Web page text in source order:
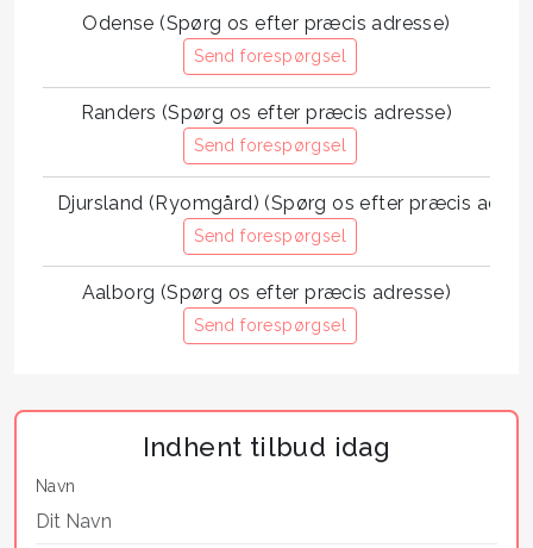
Odense (Spørg os efter præcis adresse)
Send forespørgsel
Randers (Spørg os efter præcis adresse)
Send forespørgsel
Djursland (Ryomgård) (Spørg os efter præcis
Send forespørgsel
Aalborg (Spørg os efter præcis adresse)
Send forespørgsel
Indhent tilbud idag
Navn